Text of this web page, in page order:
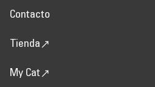
Contacto
Tienda
My Cat